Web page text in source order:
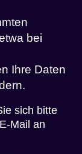
bei
Ihre Daten
sich bitte
Mail an